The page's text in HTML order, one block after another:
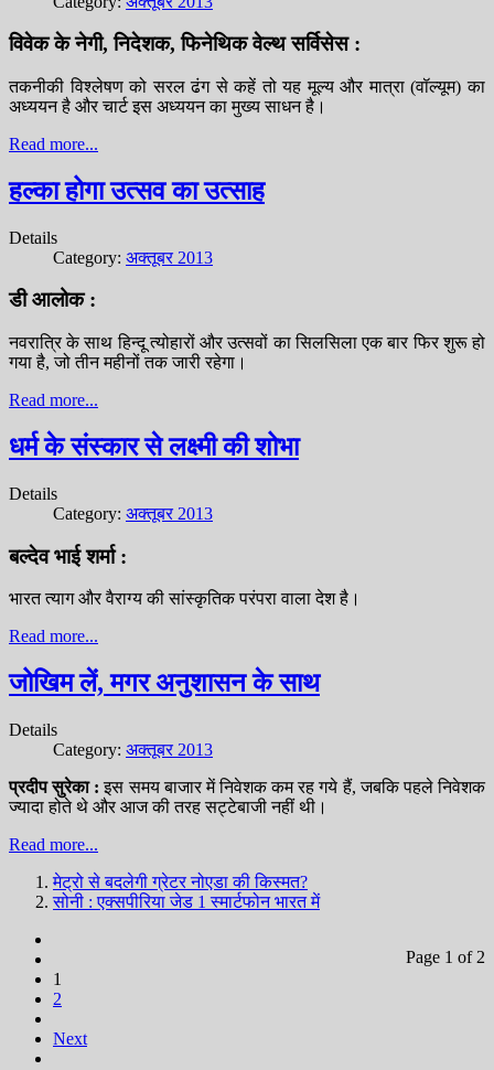
विवेक के नेगी, निदेशक, फिनेथिक वेल्थ सर्विसेस :
तकनीकी विश्लेषण को सरल ढंग से कहें तो यह मूल्य और मात्रा (वॉल्यूम) का
अध्ययन है और चार्ट इस अध्ययन का मुख्य साधन है।
Read more...
हल्का होगा उत्सव का उत्साह
Details
Category: अक्तूबर 2013
डी आलोक :
नवरात्रि के साथ हिन्दू त्योहारों और उत्सवों का सिलसिला एक बार फिर शुरू हो
गया है, जो तीन महीनों तक जारी रहेगा।
Read more...
धर्म के संस्कार से लक्ष्मी की शोभा
Details
Category: अक्तूबर 2013
बल्देव भाई शर्मा :
भारत त्याग और वैराग्य की सांस्कृतिक परंपरा वाला देश है।
Read more...
जोखिम लें, मगर अनुशासन के साथ
Details
Category: अक्तूबर 2013
प्रदीप सुरेका : इस समय बाजार में निवेशक कम रह गये हैं, जबकि पहले निवेशक
ज्यादा होते थे और आज की तरह सट्टेबाजी नहीं थी।
Read more...
मेट्रो से बदलेगी ग्रेटर नोएडा की किस्मत?
सोनी : एक्सपीरिया जेड 1 स्मार्टफोन भारत में
Page 1 of 2
1
2
Next